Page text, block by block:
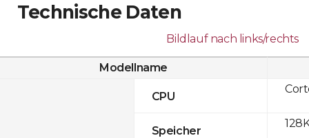
Technische Daten
Bildlauf nach links/rechts
Modellname
CPU
Speicher